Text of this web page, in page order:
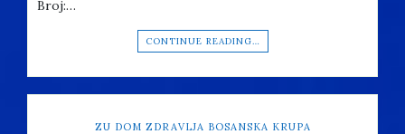
Broj:…
CONTINUE READING…
ZU DOM ZDRAVLJA BOSANSKA KRUPA